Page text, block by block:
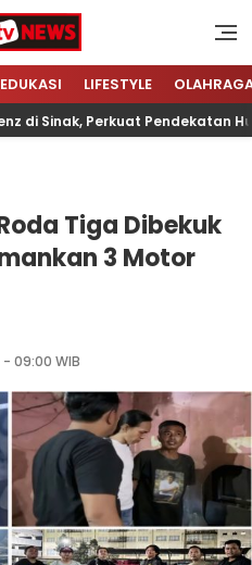
Terpercaya
EDUKASI LIFESTYLE
Perkuat Pendekatan
Tiga Dibekuk
3 Motor
09:00 WIB